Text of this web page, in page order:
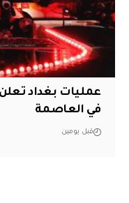
عمليات بغداد تعلن
في العاصمة
قبل يومين